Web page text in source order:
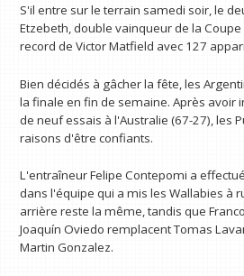
S'il entre sur le terrain samedi soir, le
Etzebeth, double vainqueur de la
record de Victor Matfield avec 127
Bien décidés à gâcher la fête, les
la finale en fin de semaine. Après avoir
de neuf essais à l'Australie (67-27), les
raisons d'être confiants.
L'entraîneur Felipe Contepomi a
dans l'équipe qui a mis les Wallabies à
arrière reste la même, tandis que
Joaquín Oviedo remplacent Tomas
Martin Gonzalez.